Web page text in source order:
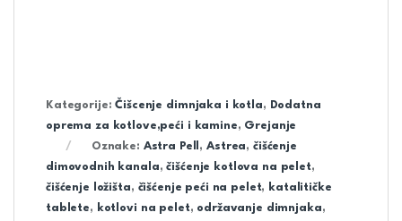
Kategorije:Čišcenje dimnjaka i kotla,
Dodatna
oprema za kotlove,peći i kamine, Grejanje
Oznake: Astra Pell ,Astrea, čišćenje
dimovodnih kanala,čišćenje kotlova na pelet,
čišćenje ložišta, čišćenje peći na pelet,
katalitičke
tablete, kotlovi na pelet, održavanje dimnjaka,